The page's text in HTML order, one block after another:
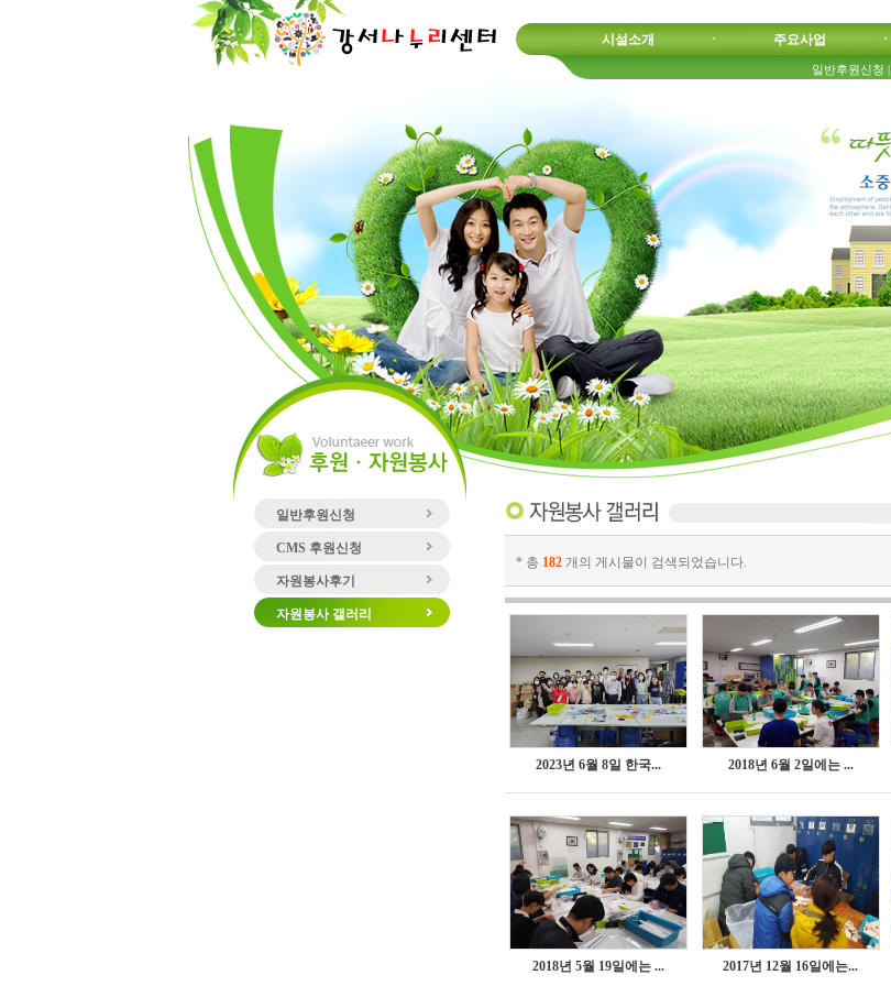
시설소개 ㆍ 주요사업 ㆍ
일반후원신청 |
일반후원신청
CMS 후원신청
자원봉사후기
자원봉사 갤러리
* 총 182개의 게시물이 검색되었습니다.
2023년 6월 8일 한국... 2018년 6월 2일에는 ...
2018년 5월 19일에는 ... 2017년 12월 16일에는...